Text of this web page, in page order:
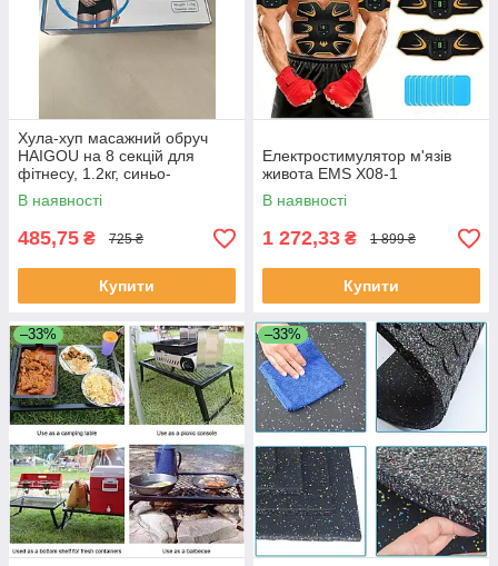
Хула-хуп масажний обруч
HAIGOU на 8 секцій для
фітнесу, 1.2кг, синьо-
фіолетовий
В наявності
485,75 ₴ 725 ₴
Купити
Електростимулятор м'язів
живота EMS X08-1
В наявності
1 272,33 ₴ 1 899 ₴
Купити
–33% –33%